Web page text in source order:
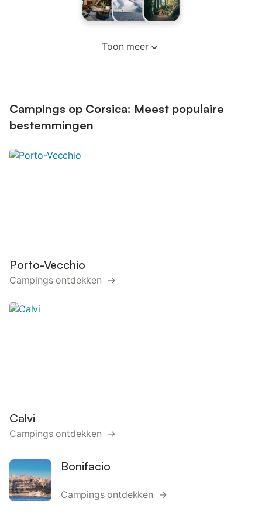
Toon meer
Campings op Corsica: Meest populaire
bestemmingen
Porto-Vecchio
Campings ontdekken →
Calvi
Campings ontdekken →
Bonifacio
Campings ontdekken →